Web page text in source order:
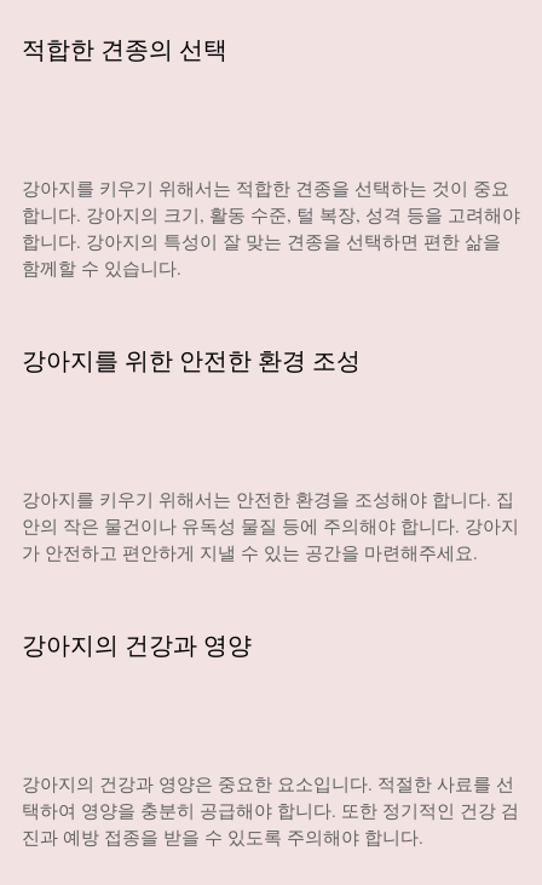
적합한 견종의 선택
강아지를 키우기 위해서는 적합한 견종을 선택하는 것이 중요
합니다. 강아지의 크기, 활동 수준, 털 복장, 성격 등을 고려해야
합니다. 강아지의 특성이 잘 맞는 견종을 선택하면 편한 삶을
함께할 수 있습니다.
강아지를 위한 안전한 환경 조성
강아지를 키우기 위해서는 안전한 환경을 조성해야 합니다. 집
안의 작은 물건이나 유독성 물질 등에 주의해야 합니다. 강아지
가 안전하고 편안하게 지낼 수 있는 공간을 마련해주세요.
강아지의 건강과 영양
강아지의 건강과 영양은 중요한 요소입니다. 적절한 사료를 선
택하여 영양을 충분히 공급해야 합니다. 또한 정기적인 건강 검
진과 예방 접종을 받을 수 있도록 주의해야 합니다.